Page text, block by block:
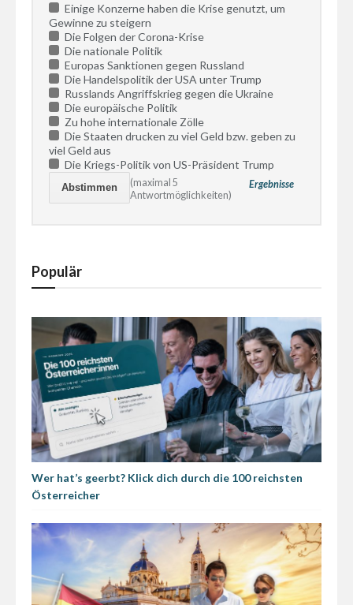
Einige Konzerne haben die Krise genutzt, um
Gewinne zu steigern
Die Folgen der Corona-Krise
Die nationale Politik
Europas Sanktionen gegen Russland
Die Handelspolitik der USA unter Trump
Russlands Angriffskrieg gegen die Ukraine
Die europäische Politik
Zu hohe internationale Zölle
Die Staaten drucken zu viel Geld bzw. geben zu
viel Geld aus
Die Kriegs-Politik von US-Präsident Trump
Ergebnisse
(maximal 5
Antwortmöglichkeiten)
Populär
Wer hat’s geerbt? Klick dich durch die 100 reichsten
Österreicher